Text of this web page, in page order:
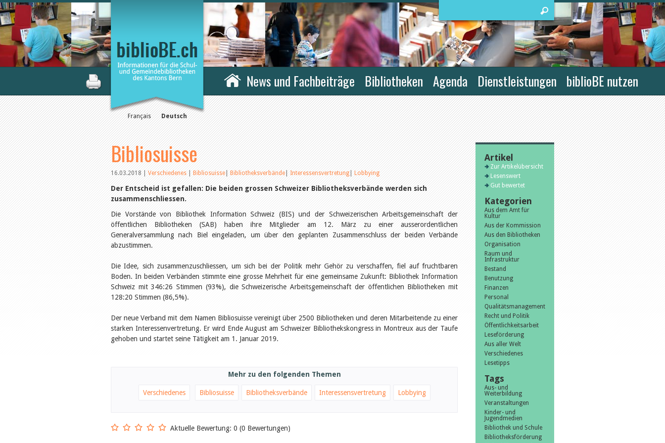
Français Deutsch
News und Fachbeiträge Bibliotheken Agenda Dienstleistungen biblioBE nutzen
Bibliosuisse
16.03.2018|Verschiedenes|Bibliosuisse|Bibliotheksverbände|Interessensvertretung|Lobbying
Der Entscheid ist gefallen: Die beiden grossen Schweizer Bibliotheksverbände werden sich
zusammenschliessen.
Die Vorstände von Bibliothek Information Schweiz (BIS) und der Schweizerischen Arbeitsgemeinschaft der
öffentlichen Bibliotheken (SAB) haben ihre Mitglieder am 12. März zu einer ausserordentlichen
Generalversammlung nach Biel eingeladen, um über den geplanten Zusammenschluss der beiden Verbände
abzustimmen.
Die Idee, sich zusammenzuschliessen, um sich bei der Politik mehr Gehör zu verschaffen, fiel auf fruchtbaren
Boden. In beiden Verbänden stimmte eine grosse Mehrheit für eine gemeinsame Zukunft: Bibliothek Information
Schweiz mit 346:26 Stimmen (93%), die Schweizerische Arbeitsgemeinschaft der öffentlichen Bibliotheken mit
128:20 Stimmen (86,5%).
Der neue Verband mit dem Namen Bibliosuisse vereinigt über 2500 Bibliotheken und deren Mitarbeitende zu einer
starken Interessenvertretung. Er wird Ende August am Schweizer Bibliothekskongress in Montreux aus der Taufe
gehoben und startet seine Tätigkeit am 1. Januar 2019.
Mehr zu den folgenden Themen
Verschiedenes Bibliosuisse Bibliotheksverbände Interessensvertretung Lobbying
Aktuelle Bewertung: 0 (0 Bewertungen)
Artikel
Zur Artikelübersicht
Lesenswert
Gut bewertet
Kategorien
Aus dem Amt für
Kultur
Aus der Kommission
Aus den Bibliotheken
Organisation
Raum und
Infrastruktur
Bestand
Benutzung
Finanzen
Personal
Qualitätsmanagement
Recht und Politik
Öffentlichkeitsarbeit
Leseförderung
Aus aller Welt
Verschiedenes
Lesetipps
Tags
Aus- und
Weiterbildung
Veranstaltungen
Kinder- und
Jugendmedien
Bibliothek und Schule
Bibliotheksförderung